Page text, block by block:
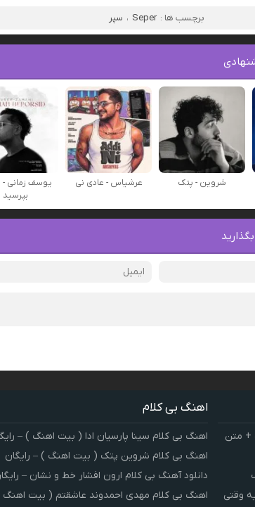
برچسب ها : Seper ، سپر
شروین - پتک عرشیاس - عادی نی
یوسف زمانی
بپرسید
+ متن
وقتی
اهنگ بی کلام
اهنگ بی کلام سینا پارسیان ادا ( بیت اهنگ ) –
اهنگ بی کلام شروین پتک ( بیت اهنگ ) – رایگان
دانلود آهنگ بی کلام ارون افشار خط و نشان –
اهنگ بی کلام مهدی احمدوند عاشقتم ( بیت